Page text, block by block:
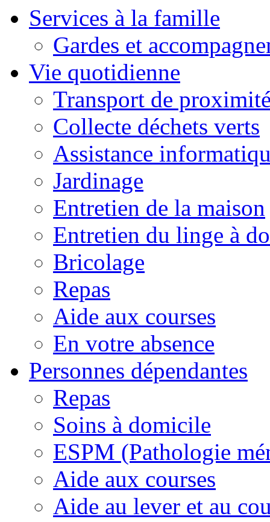
Services à la famille
Gardes et
Vie quotidienne
Transport de
Collecte déchets verts
Assistance
Jardinage
Entretien de la maison
Entretien du linge à
Bricolage
Repas
Aide aux courses
En votre absence
Personnes dépendantes
Repas
Soins à domicile
ESPM (Pathologie
Aide aux courses
Aide au lever et au